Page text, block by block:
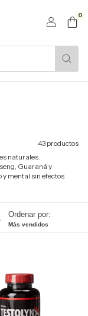
0
43 productos
naturales.
Guaraná y
mental sin efectos
Ordenar por:
Más vendidos